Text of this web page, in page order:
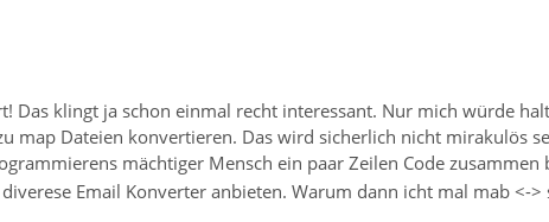
Das klingt ja schon einmal recht interessant. Nur mich würde
map Dateien konvertieren. Das wird sicherlich nicht mirakulös
mächtiger Mensch ein paar Zeilen Code zusammen
Email Konverter anbieten. Warum dann icht mal mab <->